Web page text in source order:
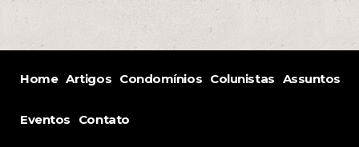
Home Artigos Condomínios Colunistas Assuntos
Eventos Contato